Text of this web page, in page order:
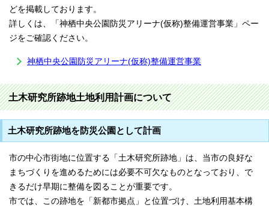
どを掲載しております。
詳しくは、「神栖中央公園防災アリーナ(仮称)整備運営事業」ペー
ジをご確認ください。
神栖中央公園防災アリーナ(仮称)整備運営事業
土木研究所跡地土地利用計画について
土木研究所跡地を防災公園として計画
市の中心市街地に位置する「土木研究所跡地」は、当市の良好な
まちづくりを進めるためには必要不可欠なものとなっており、で
きるだけ早期に整備を図ることが重要です。
市では、この跡地を「新都市拠点」と位置づけ、土地利用基本構